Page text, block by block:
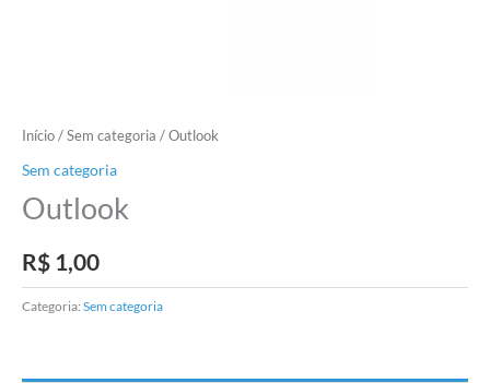
Início / Sem categoria / Outlook
Sem categoria
Outlook
R$ 1,00
Categoria: Sem categoria